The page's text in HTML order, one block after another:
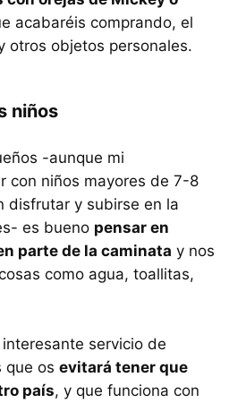
acabaréis comprando, el
otros objetos personales.
niños
-aunque mi
con niños mayores de 7-8
disfrutar y subirse en la
es bueno pensar en
parte de la caminata y nos
como agua, toallitas,
servicio de
que os evitará tener que
país, y que funciona con